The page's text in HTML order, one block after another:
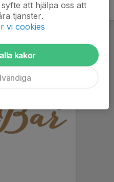
att hjälpa oss att
tjänster.
vi cookies
kakor